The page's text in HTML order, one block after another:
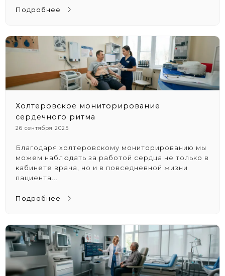
Подробнее
Холтеровское мониторирование
сердечного ритма
26 сентября 2025
Благодаря холтеровскому мониторированию мы
можем наблюдать за работой сердца не только в
кабинете врача, но и в повседневной жизни
пациента...
Подробнее